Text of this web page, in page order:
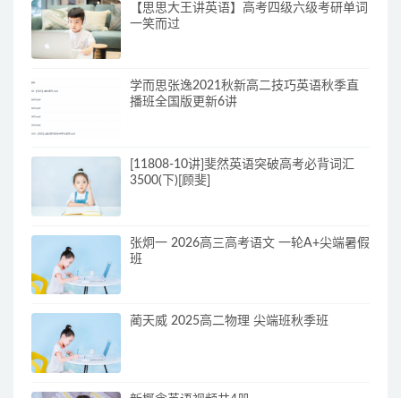
【思思大王讲英语】高考四级六级考研单词
一笑而过
学而思张逸2021秋新高二技巧英语秋季直
播班全国版更新6讲
[11808-10讲]斐然英语突破高考必背词汇
3500(下)[顾斐]
张炯一 2026高三高考语文 一轮A+尖端暑假
班
蔺天威 2025高二物理 尖端班秋季班